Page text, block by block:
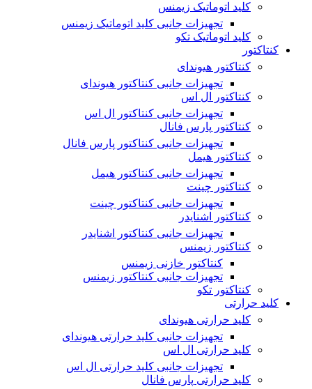
کلید اتوماتیک زیمنس
تجهیزات جانبی کلید اتوماتیک زیمنس
کلید اتوماتیک تکو
کنتاکتور
کنتاکتور هیوندای
تجهیزات جانبی کنتاکتور هیوندای
کنتاکتور ال اس
تجهیزات جانبی کنتاکتور ال اس
کنتاکتور پارس فانال
تجهیزات جانبی کنتاکتور پارس فانال
کنتاکتور هیمل
تجهیزات جانبی کنتاکتور هیمل
کنتاکتور چینت
تجهیزات جانبی کنتاکتور چینت
کنتاکتور اشنایدر
تجهیزات جانبی کنتاکتور اشنایدر
کنتاکتور زیمنس
کنتاکتور خازنی زیمنس
تجهیزات جانبی کنتاکتور زیمنس
کنتاکتور تکو
کلید حرارتی
کلید حرارتی هیوندای
تجهیزات جانبی کلید حرارتی هیوندای
کلید حرارتی ال اس
تجهیزات جانبی کلید حرارتی ال اس
کلید حرارتی پارس فانال